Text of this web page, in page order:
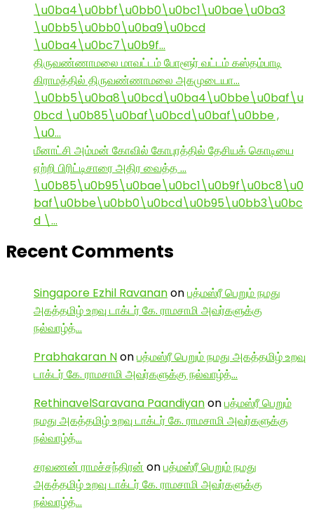
\u0ba4\u0bbf\u0bb0\u0bc1\u0bae\u0ba3
\u0bb5\u0bb0\u0ba9\u0bcd
\u0ba4\u0bc7\u0b9f…
திருவண்ணாமலை மாவட்டம் போளூர் வட்டம் கஸ்தம்பாடி
கிராமத்தில் திருவண்ணாமலை அகமுடையா…
\u0bb5\u0ba8\u0bcd\u0ba4\u0bbe\u0baf\u
0bcd \u0b85\u0baf\u0bcd\u0baf\u0bbe ,
\u0…
மீனாட்சி அம்மன் கோவில் கோபுரத்தில் தேசியக் கொடியை
ஏற்றி பிரிட்டிசாரை அதிர வைத்த …
\u0b85\u0b95\u0bae\u0bc1\u0b9f\u0bc8\u0
baf\u0bbe\u0bb0\u0bcd\u0b95\u0bb3\u0bc
d \…
Recent Comments
Singapore Ezhil Ravananonபத்மஸ்ரீ பெறும் நமது
அகத்தமிழ் உறவு டாக்டர் கே. ராமசாமி அவர்களுக்கு
நல்வாழ்த்…
Prabhakaran Nonபத்மஸ்ரீ பெறும் நமது அகத்தமிழ் உறவு
டாக்டர் கே. ராமசாமி அவர்களுக்கு நல்வாழ்த்…
RethinavelSaravana Paandiyanonபத்மஸ்ரீ பெறும்
நமது அகத்தமிழ் உறவு டாக்டர் கே. ராமசாமி அவர்களுக்கு
நல்வாழ்த்…
சரவணன் ராமச்சந்திரன் onபத்மஸ்ரீ பெறும் நமது
அகத்தமிழ் உறவு டாக்டர் கே. ராமசாமி அவர்களுக்கு
நல்வாழ்த்…